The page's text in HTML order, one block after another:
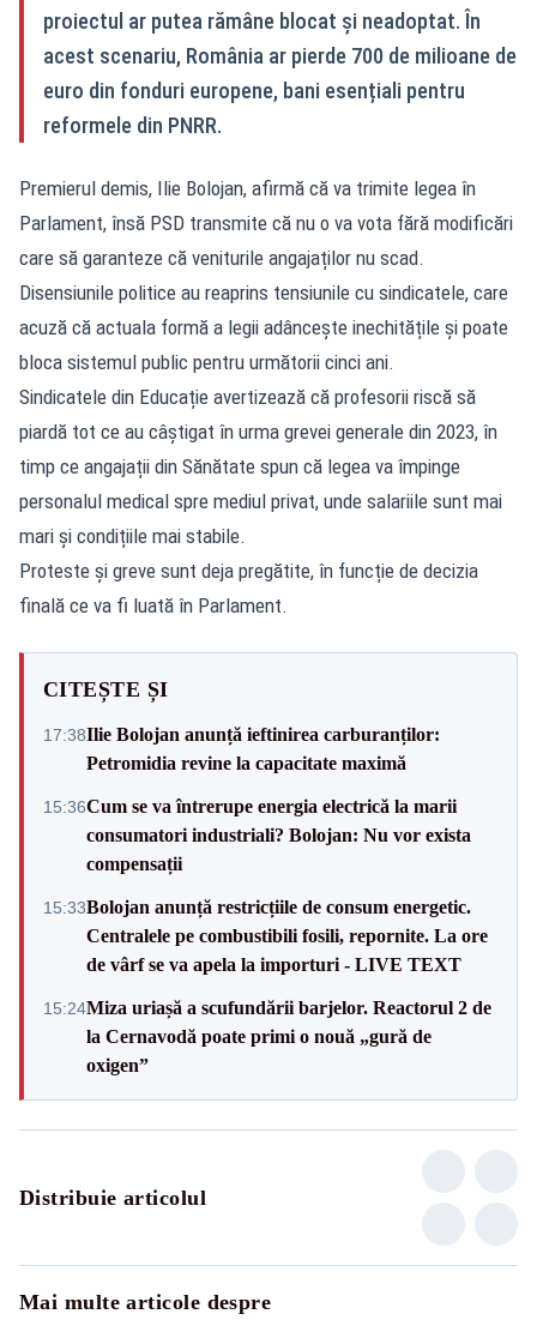
proiectul ar putea rămâne blocat și neadoptat. În
acest scenariu, România ar pierde 700 de milioane de
euro din fonduri europene, bani esențiali pentru
reformele din PNRR.
Premierul demis, Ilie Bolojan, afirmă că va trimite legea în
Parlament, însă PSD transmite că nu o va vota fără modificări
care să garanteze că veniturile angajaților nu scad.
Disensiunile politice au reaprins tensiunile cu sindicatele, care
acuză că actuala formă a legii adâncește inechitățile și poate
bloca sistemul public pentru următorii cinci ani.
Sindicatele din Educație avertizează că profesorii riscă să
piardă tot ce au câștigat în urma grevei generale din 2023, în
timp ce angajații din Sănătate spun că legea va împinge
personalul medical spre mediul privat, unde salariile sunt mai
mari și condițiile mai stabile.
Proteste și greve sunt deja pregătite, în funcție de decizia
finală ce va fi luată în Parlament.
CITEȘTE ȘI
17:38Ilie Bolojan anunță ieftinirea carburanților:
Petromidia revine la capacitate maximă
15:36Cum se va întrerupe energia electrică la marii
consumatori industriali? Bolojan: Nu vor exista
compensații
15:33Bolojan anunță restricțiile de consum energetic.
Centralele pe combustibili fosili, repornite. La ore
de vârf se va apela la importuri - LIVE TEXT
15:24Miza uriașă a scufundării barjelor. Reactorul 2 de
la Cernavodă poate primi o nouă „gură de
oxigen”
Distribuie articolul
Mai multe articole despre